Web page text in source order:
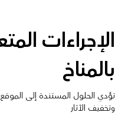
الإجراءات
بالمناخ
تؤدي الحلول المستندة إلى
وتخفيف الآثار